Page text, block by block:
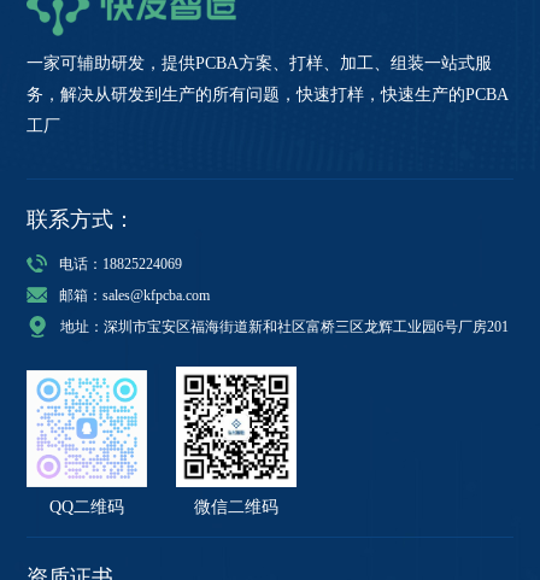
一家可辅助研发，提供PCBA方案、打样、加工、组装一站式服
务，解决从研发到生产的所有问题，快速打样，快速生产的PCBA
工厂
联系方式：
电话：18825224069
邮箱：sales@kfpcba.com
地址：深圳市宝安区福海街道新和社区富桥三区龙辉工业园6号厂房201
QQ二维码 微信二维码